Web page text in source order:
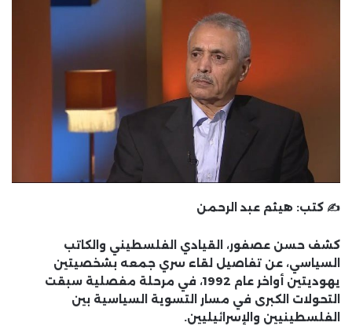
✍️ كتب: هيثم عبد الرحمن
كشف حسن عصفور، القيادي الفلسطيني والكاتب
السياسي، عن تفاصيل لقاء سري جمعه بشخصيتين
يهوديتين أواخر عام 1992
، في مرحلة مفصلية سبقت
التحولات الكبرى في مسار التسوية السياسية بين
الفلسطينيين والإسرائيليين.